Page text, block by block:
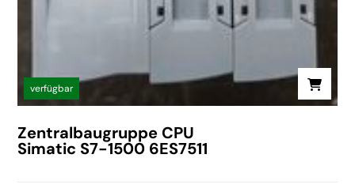
verfügbar
Zentralbaugruppe CPU
Simatic S7-1500 6ES7511